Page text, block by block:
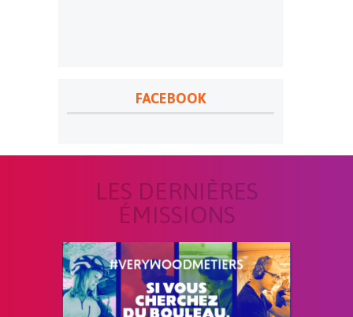
FACEBOOK
LES DERNIÈRES
ÉMISSIONS